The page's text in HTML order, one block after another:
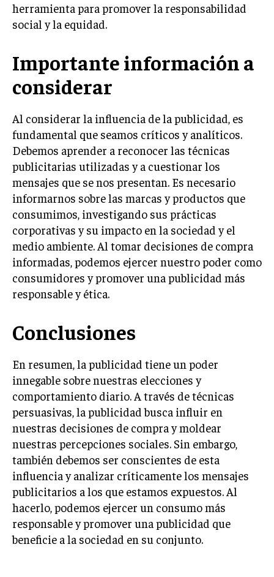
NEGOCIOS
ESTRATEGIAS DE NEGOCIOS
MARKETING B2C
FRANQUICIAS
MARKETING DE INFLUENCERS
E-COMMERCE Y COMERCIO ELECTRÓNICO
ESTRATEGIAS DE PRICING Y GESTIÓN DE
PRECIOS
GESTIÓN DE CRISIS EMPRESARIALES
EMPRESAS Y STARTUPS TECNOLÓGICAS
GESTIÓN DE LA EXPERIENCIA DEL CLIENTE
MÁS
PROYECTOS
GESTIÓN DE OPERACIONES Y CADENA DE
LOGÍSTICA EMPRESARIAL
CALIDAD Y MEJORA CONTINUA
TALENTOS
RECURSOS HUMANOS Y GESTIÓN DEL
TALENTO
COMPENSACIÓN Y BENEFICIOS
RECLUTAMIENTO Y SELECCIÓN
DESARROLLO DE PERSONAL
GESTIÓN DEL DESEMPEÑO
herramienta para promover la responsabilidad
social y la equidad.
Importante información a
considerar
Al considerar la influencia de la publicidad, es
fundamental que seamos críticos y analíticos.
Debemos aprender a reconocer las técnicas
publicitarias utilizadas y a cuestionar los
mensajes que se nos presentan. Es necesario
informarnos sobre las marcas y productos que
consumimos, investigando sus prácticas
corporativas y su impacto en la sociedad y el
medio ambiente. Al tomar decisiones de compra
informadas, podemos ejercer nuestro poder como
consumidores y promover una publicidad más
responsable y ética.
Conclusiones
En resumen, la publicidad tiene un poder
innegable sobre nuestras elecciones y
comportamiento diario. A través de técnicas
persuasivas, la publicidad busca influir en
nuestras decisiones de compra y moldear
nuestras percepciones sociales. Sin embargo,
también debemos ser conscientes de esta
influencia y analizar críticamente los mensajes
publicitarios a los que estamos expuestos. Al
hacerlo, podemos ejercer un consumo más
responsable y promover una publicidad que
beneficie a la sociedad en su conjunto.